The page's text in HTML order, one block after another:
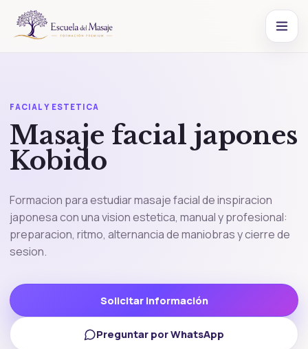
FACIAL Y ESTETICA
Masaje facial japones
Kobido
Formacion para estudiar masaje facial de inspiracion
japonesa con una vision estetica, manual y profesional:
preparacion, ritmo, alternancia de maniobras y cierre de
sesion.
Solicitar información
Preguntar por WhatsApp